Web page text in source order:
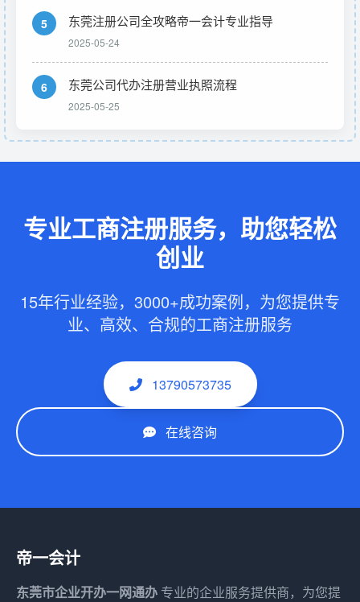
5 东莞注册公司全攻略帝一会计专业指导
2025-05-24
6 东莞公司代办注册营业执照流程
2025-05-25
专业工商注册服务，助您轻松
创业
15年行业经验，3000+成功案例，为您提供专
业、高效、合规的工商注册服务
13790573735
在线咨询
帝一会计
东莞市企业开办一网通办 专业的企业服务提供商，为您提